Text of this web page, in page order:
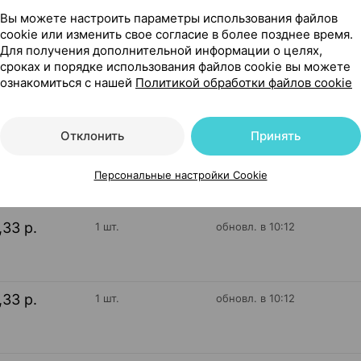
измерения артериального давления
На карте
20
р. 1 шт. обновл. в 10:12
р. 1 шт. обновл. в 10:12
Вы можете настроить параметры использования файлов
cookie или изменить свое согласие в более позднее время.
Для получения дополнительной информации о целях,
сроках и порядке использования файлов cookie вы можете
ознакомиться с нашей Политикой обработки файлов cookie
Отклонить Принять
Персональные настройки Cookie